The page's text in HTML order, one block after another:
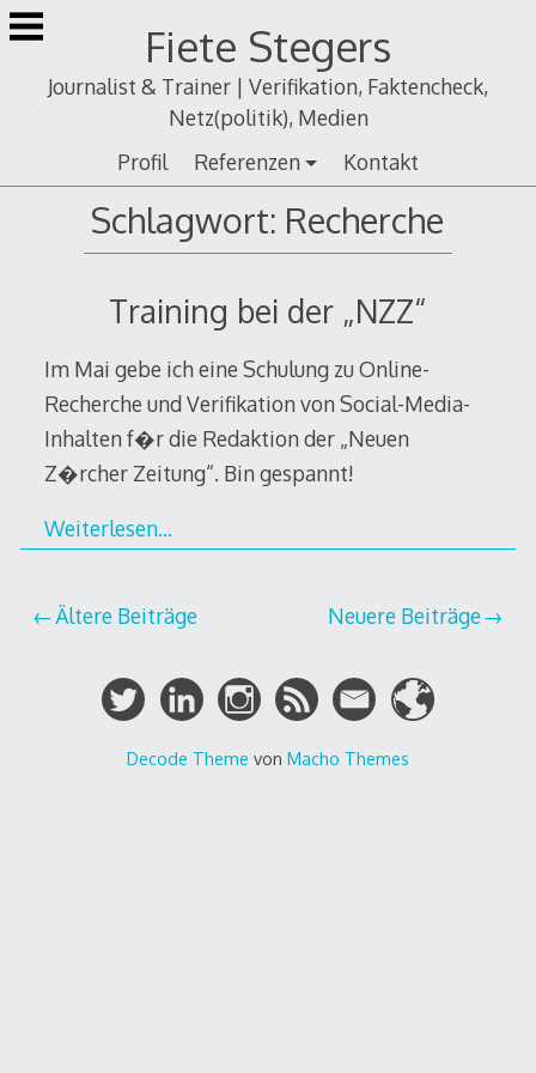
Zum
Inhalt
Fiete Stegers
Journalist & Trainer | Verifikation, Faktencheck,
Netz(politik), Medien
Profil
Referenzen Kontakt
Schlagwort: Recherche
Training bei der „NZZ“
Im Mai gebe ich eine Schulung zu Online-
Recherche und Verifikation von Social-Media-
Inhalten f�r die Redaktion der „Neuen
Z�rcher Zeitung“. Bin gespannt!
Weiterlesen…
Beitragsnavigation
Ältere Beiträge Neuere Beiträge
Decode Theme von Macho Themes